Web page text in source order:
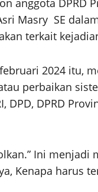
anggota DPRD
Masry SE
terkait
2024 itu,
perbaikan
DPD, DPRD
Ini
Kenapa harus